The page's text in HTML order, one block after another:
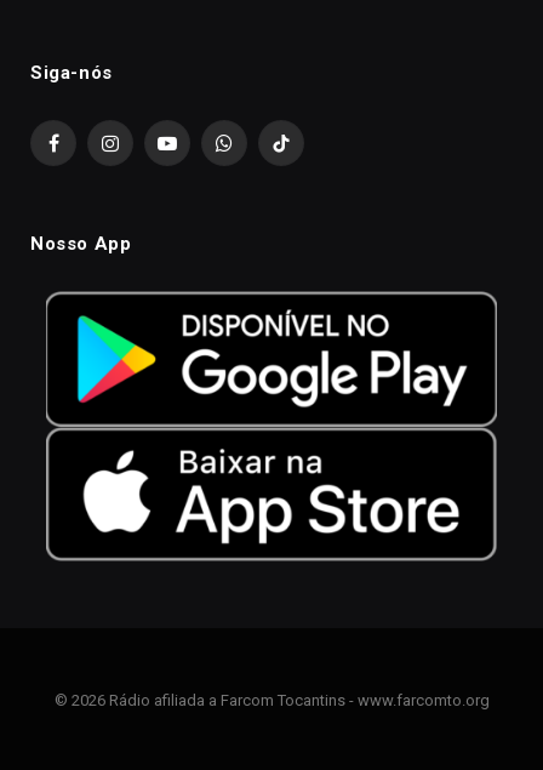
Siga-nós
FacebookInstagramYouTubeWhatsAppTikTok
Nosso App
© 2026 Rádio afiliada a Farcom Tocantins - www.farcomto.org